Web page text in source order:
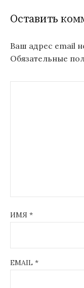
Оставить
Ваш адрес email
Обязательные
ИМЯ *
EMAIL *